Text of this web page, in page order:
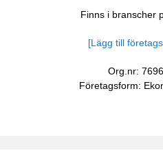
Finns i branscher
[Lägg till
Org.nr:
Företagsform: